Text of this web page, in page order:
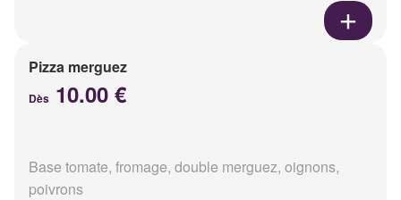
Pizza merguez
Dès 10.00 €
Base tomate, fromage, double merguez, oignons,
poivrons